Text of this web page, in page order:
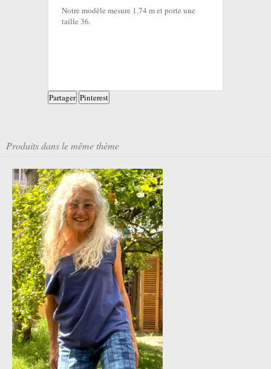
Notre modèle mesure 1,74 m et porte une
taille 36.
Partager Pinterest
Produits dans le même thème